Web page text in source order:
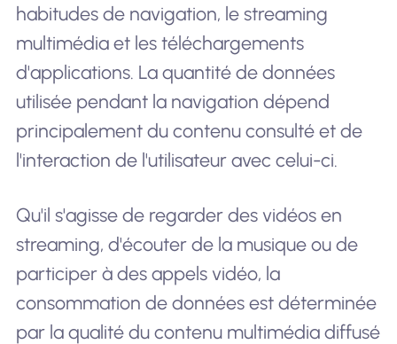
habitudes de navigation, le streaming
multimédia et les téléchargements
d'applications. La quantité de données
utilisée pendant la navigation dépend
principalement du contenu consulté et de
l'interaction de l'utilisateur avec celui-ci.
Qu'il s'agisse de regarder des vidéos en
streaming, d'écouter de la musique ou de
participer à des appels vidéo, la
consommation de données est déterminée
par la qualité du contenu multimédia diffusé